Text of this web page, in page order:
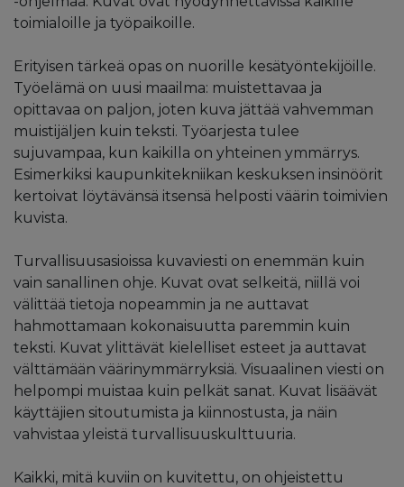
toimialoille ja työpaikoille.
Erityisen tärkeä opas on nuorille kesätyöntekijöille.
Työelämä on uusi maailma: muistettavaa ja
opittavaa on paljon, joten kuva jättää vahvemman
muistijäljen kuin teksti. Työarjesta tulee
sujuvampaa, kun kaikilla on yhteinen ymmärrys.
Esimerkiksi kaupunkitekniikan keskuksen insinöörit
kertoivat löytävänsä itsensä helposti väärin toimivien
kuvista.
Turvallisuusasioissa kuvaviesti on enemmän kuin
vain sanallinen ohje. Kuvat ovat selkeitä, niillä voi
välittää tietoja nopeammin ja ne auttavat
hahmottamaan kokonaisuutta paremmin kuin
teksti. Kuvat ylittävät kielelliset esteet ja auttavat
välttämään väärinymmärryksiä. Visuaalinen viesti on
helpompi muistaa kuin pelkät sanat. Kuvat lisäävät
käyttäjien sitoutumista ja kiinnostusta, ja näin
vahvistaa yleistä turvallisuuskulttuuria.
Kaikki, mitä kuviin on kuvitettu, on ohjeistettu